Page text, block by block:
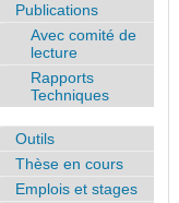
Publications
Avec comité de
lecture
Rapports
Techniques
Outils
Thèse en cours
Emplois et stages